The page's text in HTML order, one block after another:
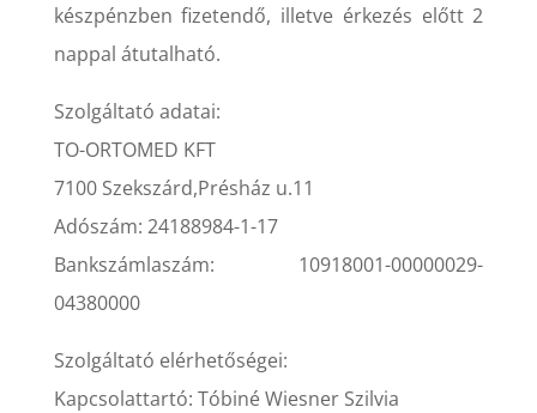
készpénzben fizetendő, illetve érkezés előtt 2
nappal átutalható.
Szolgáltató adatai:
TO-ORTOMED KFT
7100 Szekszárd,Présház u.11
Adószám: 24188984-1-17
Bankszámlaszám: 10918001-00000029-
04380000
Szolgáltató elérhetőségei:
Kapcsolattartó: Tóbiné Wiesner Szilvia